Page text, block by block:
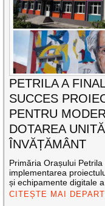
PETRILA A
SUCCES
PENTRU
DOTAREA
ÎNVĂȚĂMÂNT
Primăria Orașului
implementarea
și echipamente digitale
CITEȘTE MAI